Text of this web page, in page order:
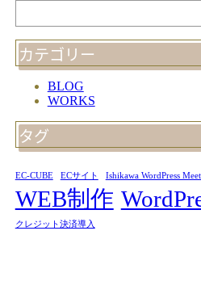
カテゴリー
BLOG
WORKS
タグ
EC-CUBE ECサイト Ishikawa WordPress
WEB制作
クレジット決済導入